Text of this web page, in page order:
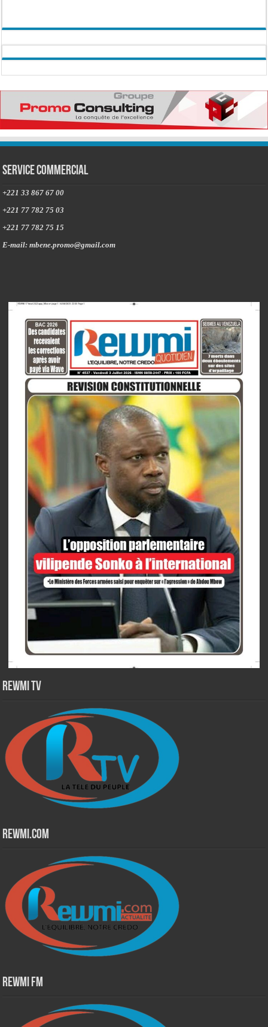
Service commercial
+221 33 867 67 00
+221 77 782 75 03
+221 77 782 75 15
E-mail: mbene.promo@gmail.com
Rewmi TV
Rewmi.Com
Rewmi Fm